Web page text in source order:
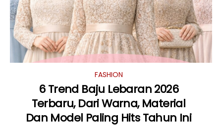
FASHION
6 Trend Baju Lebaran 2026
Terbaru, Dari Warna, Material
Dan Model Paling Hits Tahun Ini